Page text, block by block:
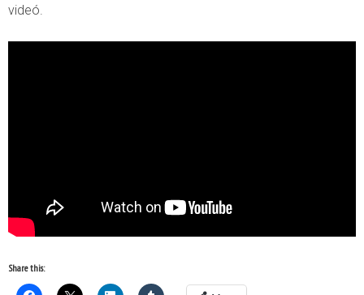
videó.
Share this: